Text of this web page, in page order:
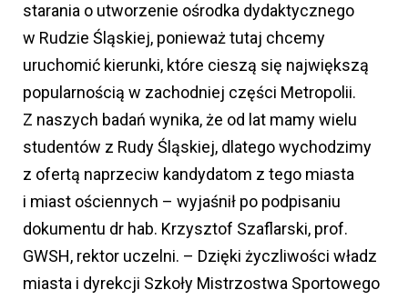
starania o utworzenie ośrodka dydaktycznego
w Rudzie Śląskiej, ponieważ tutaj chcemy
uruchomić kierunki, które cieszą się największą
popularnością w zachodniej części Metropolii.
Z naszych badań wynika, że od lat mamy wielu
studentów z Rudy Śląskiej, dlatego wychodzimy
z ofertą naprzeciw kandydatom z tego miasta
i miast ościennych – wyjaśnił po podpisaniu
dokumentu dr hab. Krzysztof Szaflarski, prof.
GWSH, rektor uczelni. – Dzięki życzliwości władz
miasta i dyrekcji Szkoły Mistrzostwa Sportowego